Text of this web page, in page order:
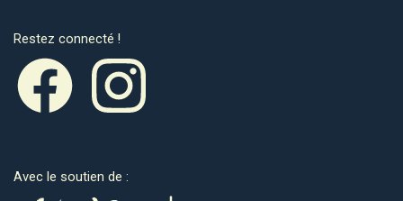
Restez connecté !
Avec le soutien de :